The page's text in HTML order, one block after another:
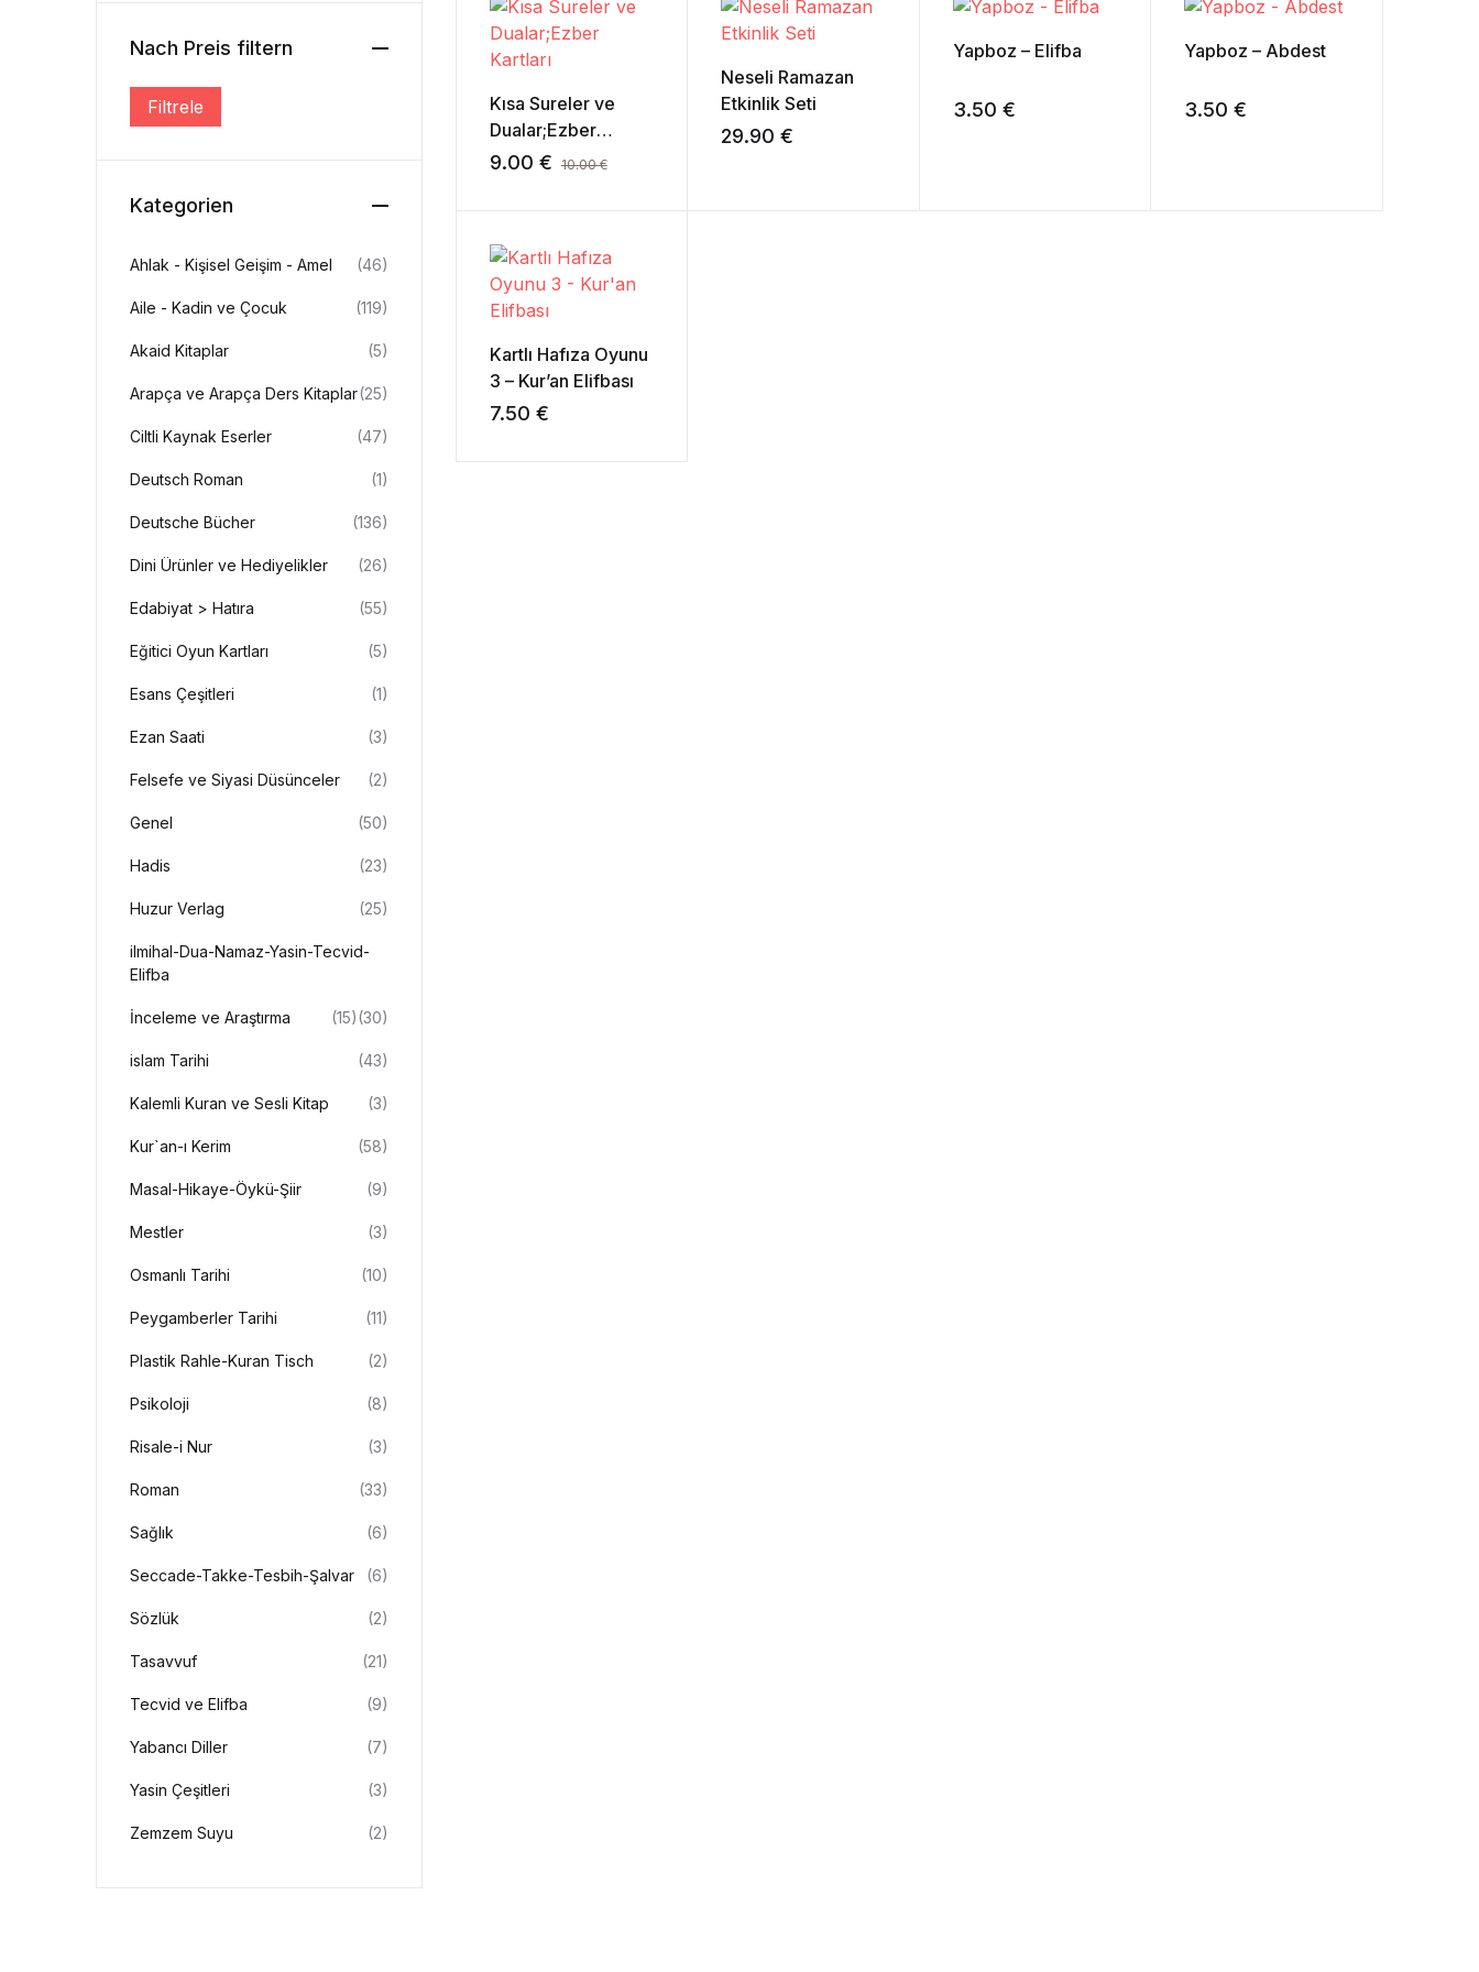
Create Account
Kısa Sureler ve
Dualar;Ezber
Kartları
9.00 € 10.00€
Neseli Ramazan
Etkinlik Seti
29.90€
Yapboz – Elifba
3.50 €
Yapboz – Abdest
3.50€
Kartlı Hafıza Oyunu
3 – Kur’an Elifbası
7.50 €
Nach Preis filtern
En düşük fiyat
En yüksek fiyat
Filtrele
Kategorien
Ahlak - Kişisel Geişim - Amel (46)
Aile - Kadin ve Çocuk (119)
Akaid Kitaplar (5)
Arapça ve Arapça Ders Kitaplar(25)
Ciltli Kaynak Eserler (47)
Deutsch Roman (1)
Deutsche Bücher (136)
Dini Ürünler ve Hediyelikler (26)
Edabiyat > Hatıra (55)
Eğitici Oyun Kartları (5)
Esans Çeşitleri (1)
Ezan Saati (3)
Felsefe ve Siyasi Düsünceler (2)
Genel (50)
Hadis (23)
Huzur Verlag (25)
ilmihal-Dua-Namaz-Yasin-Tecvid-
Elifba
(30)
İnceleme ve Araştırma (15)
islam Tarihi (43)
Kalemli Kuran ve Sesli Kitap (3)
Kur`an-ı Kerim (58)
Masal-Hikaye-Öykü-Şiir (9)
Mestler (3)
Osmanlı Tarihi (10)
Peygamberler Tarihi (11)
Plastik Rahle-Kuran Tisch (2)
Psikoloji (8)
Risale-i Nur (3)
Roman (33)
Sağlık (6)
Seccade-Takke-Tesbih-Şalvar (6)
Sözlük (2)
Tasavvuf (21)
Tecvid ve Elifba (9)
Yabancı Diller (7)
Yasin Çeşitleri (3)
Zemzem Suyu (2)